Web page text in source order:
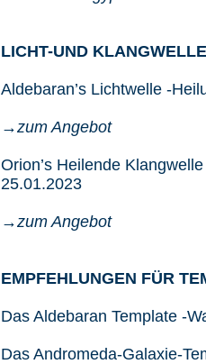
LICHT-UND
Aldebaran’s Lichtwelle -
→zum Angebot
Orion’s Heilende
25.01.2023
→zum Angebot
EMPFEHLUNGEN FÜR
Das Aldebaran Template -
Das Andromeda-Galaxie-